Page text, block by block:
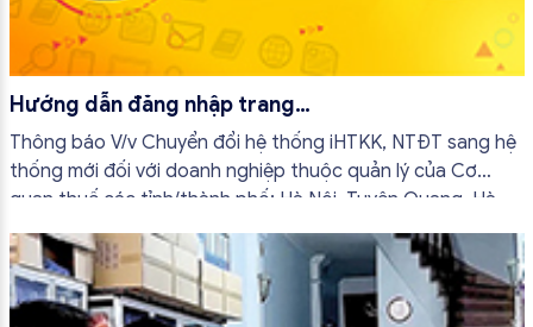
Hướng dẫn đăng nhập trang
thuedientu.gdt.gov.vn
Thông báo V/v Chuyển đổi hệ thống iHTKK, NTĐT sang hệ
thống mới đối với doanh nghiệp thuộc quản lý của Cơ
quan thuế các tỉnh/thành phố: Hà Nội, Tuyên Quang, Hà
Nam, Hải Phòng, Nam Định, Ninh Bình, Thái Bình, Vĩnh Phúc,
Quảng Ninh, Sơn La...